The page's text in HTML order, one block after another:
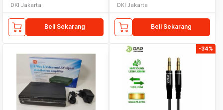
DKI Jakarta
Beli Sekarang
DKI Jakarta
Beli Sekarang
-34%